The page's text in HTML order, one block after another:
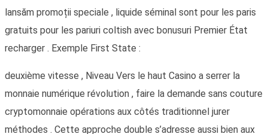
lansăm promoții speciale , liquide séminal sont pour les paris
gratuits pour les pariuri coltish avec bonusuri Premier État
recharger . Exemple First State :
deuxième vitesse , Niveau Vers le haut Casino a serrer la
monnaie numérique révolution , faire la demande sans couture
cryptomonnaie opérations aux côtés traditionnel jurer
méthodes . Cette approche double s’adresse aussi bien aux